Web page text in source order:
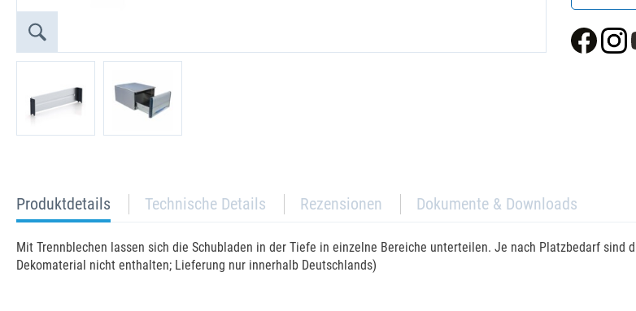
current
tab:
Produktdetails Technische Details Rezensionen Dokumente & Downloads
Mit Trennblechen lassen sich die Schubladen in der Tiefe in einzelne Bereiche unterteilen. Je nach Platzbedarf
Dekomaterial nicht enthalten; Lieferung nur innerhalb Deutschlands)